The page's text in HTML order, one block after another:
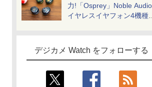
力!「Osprey」Noble
イヤレスイヤフォン4機種を
デジカメ Watch をフォローする